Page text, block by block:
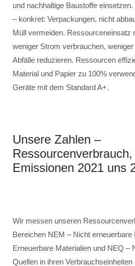
und nachhaltige Baustoffe
– konkret: Verpackungen, nicht
Müll vermeiden. Ressourceneinsatz
weniger Strom verbrauchen,
Abfälle reduzieren. Ressourcen
Material und Papier zu 100%
Geräte mit dem Standard A+.
Unsere Zahlen –
Emissionen 2021 uns
Wir messen unseren
Bereichen NEM – Nicht erneuerbare
Erneuerbare Materialien und NEQ –
Quellen in ihren Verbrauchseinheiten